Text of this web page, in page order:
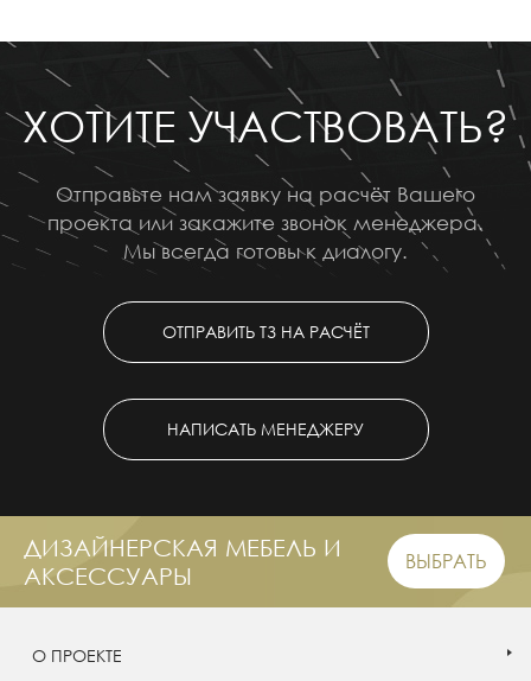
ХОТИТЕ УЧАСТВОВАТЬ?
Отправьте нам заявку на расчёт Вашего
проекта или закажите звонок менеджера.
Мы всегда готовы к диалогу.
ОТПРАВИТЬ ТЗ НА РАСЧЁТ
НАПИСАТЬ МЕНЕДЖЕРУ
ДИЗАЙНЕРСКАЯ МЕБЕЛЬ И
АКСЕССУАРЫ
ВЫБРАТЬ
О ПРОЕКТЕ